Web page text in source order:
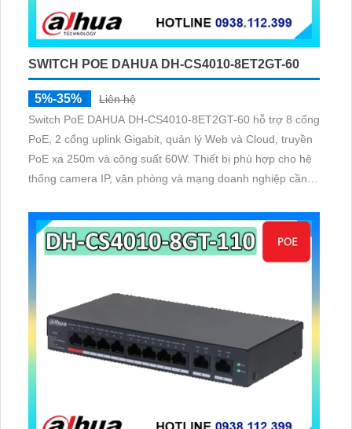
SWITCH POE DAHUA DH-CS4010-8ET2GT-60
5%-35%
Liên hệ
Switch PoE DAHUA DH-CS4010-8ET2GT-60 hỗ trợ 8 cổng
PoE, 2 cổng uplink Gigabit, quản lý Web và Cloud, truyền
PoE xa 250m và công suất 60W. Thiết bị phù hợp cho hệ
thống camera IP, văn phòng và mạng doanh nghiệp cần